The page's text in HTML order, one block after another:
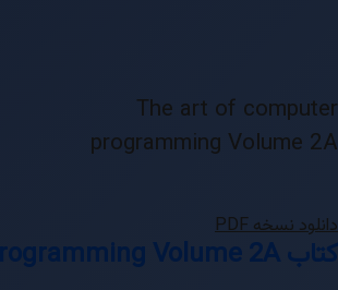
The art of computer
programming Volume 2A
دانلود نسخه PDF
کتاب The art of computer programming Volume 2A